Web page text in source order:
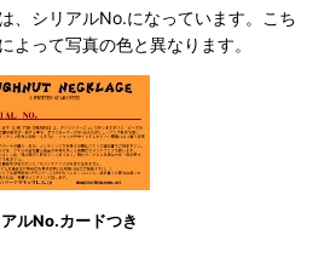
、シリアルNo.になっています。こち
よって写真の色と異なります。
ルNo.カードつき